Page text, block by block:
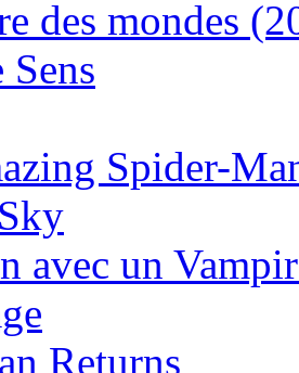
des mondes
Spider-
avec un
Returns